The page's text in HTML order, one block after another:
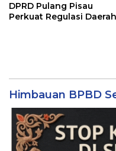
DPRD Pulang Pisau
Perkuat Regulasi Daerah
Himbauan BPBD